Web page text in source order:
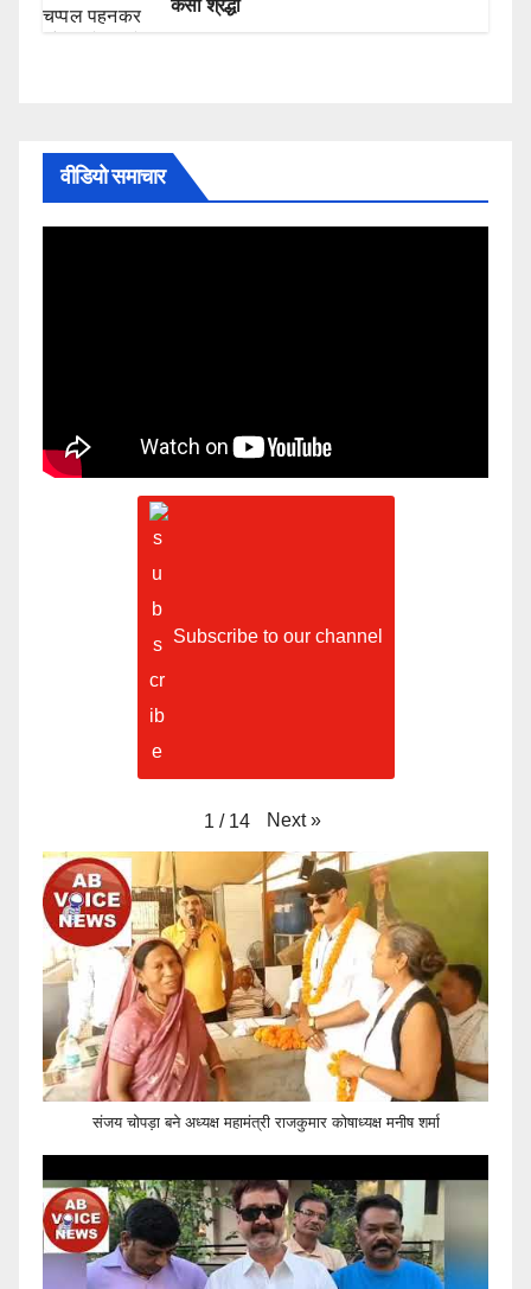
कैसी श्रद्धा
वीडियो समाचार
Subscribe to our channel
1 / 14 Next »
संजय चोपड़ा बने अध्यक्ष महामंत्री राजकुमार कोषाध्यक्ष मनीष शर्मा